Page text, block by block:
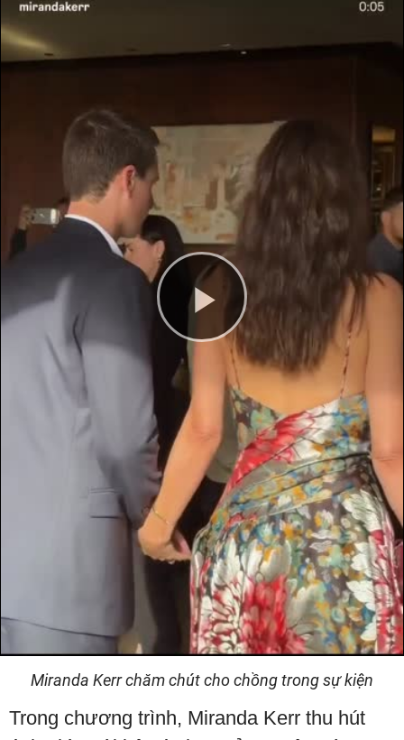
Play
Video
Miranda Kerr chăm chút cho chồng trong sự kiện
Trong chương trình, Miranda Kerr thu hút